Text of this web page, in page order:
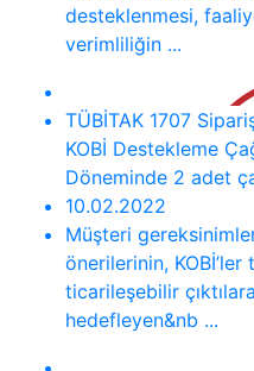
desteklenmesi,
verimliliğin ...
TÜBİTAK 1707
KOBİ Destekleme
Döneminde 2 adet
10.02.2022
Müşteri
önerilerinin,
ticarileşebilir
hedefleyen&nb ...